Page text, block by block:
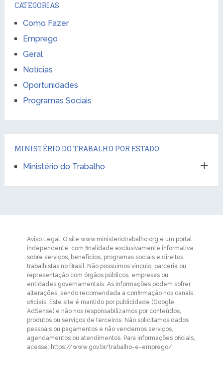
CATEGORIAS
Como Fazer
Emprego
Geral
Notícias
Oportunidades
Programas Sociais
MINISTÉRIO DO TRABALHO POR ESTADO
Ministério do Trabalho
Aviso Legal: O site www.ministeriotrabalho.org é um portal
independente, com finalidade exclusivamente informativa
sobre serviços, benefícios, programas sociais e direitos
trabalhistas no Brasil. Não possuímos vínculo, parceria ou
representação com órgãos públicos, empresas ou
entidades governamentais. As informações podem sofrer
alterações, sendo recomendada a confirmação nos canais
oficiais. Este site é mantido por publicidade (Google
AdSense) e não nos responsabilizamos por conteúdos,
produtos ou serviços de terceiros. Não solicitamos dados
pessoais ou pagamentos e não vendemos serviços,
agendamentos ou atendimentos. Para informações oficiais,
acesse: https://www.gov.br/trabalho-e-emprego/